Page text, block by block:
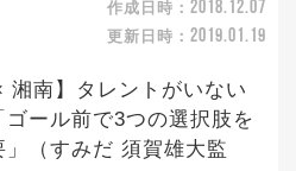
作成日時： 2018.12.07
更新日時： 2019.01.19
湘南】タレントがいない
ール前で3つの選択肢を
（すみだ 須賀雄大監